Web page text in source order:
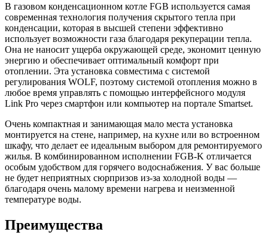
В газовом конденсационном котле FGB используется самая
современная технология получения скрытого тепла при
конденсации, которая в высшей степени эффективно
использует возможности газа благодаря рекуперации тепла.
Она не наносит ущерба окружающей среде, экономит ценную
энергию и обеспечивает оптимальный комфорт при
отоплении. Эта установка совместима с системой
регулирования WOLF, поэтому системой отопления можно в
любое время управлять с помощью интерфейсного модуля
Link Pro через смартфон или компьютер на портале Smartset.
Очень компактная и занимающая мало места установка
монтируется на стене, например, на кухне или во встроенном
шкафу, что делает ее идеальным выбором для ремонтируемого
жилья. В комбинированном исполнении FGB-K отличается
особым удобством для горячего водоснабжения. У вас больше
не будет неприятных сюрпризов из-за холодной воды —
благодаря очень малому времени нагрева и неизменной
температуре воды.
Преимущества